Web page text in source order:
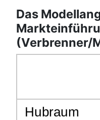
Das
(Verbrenner/
Hubraum